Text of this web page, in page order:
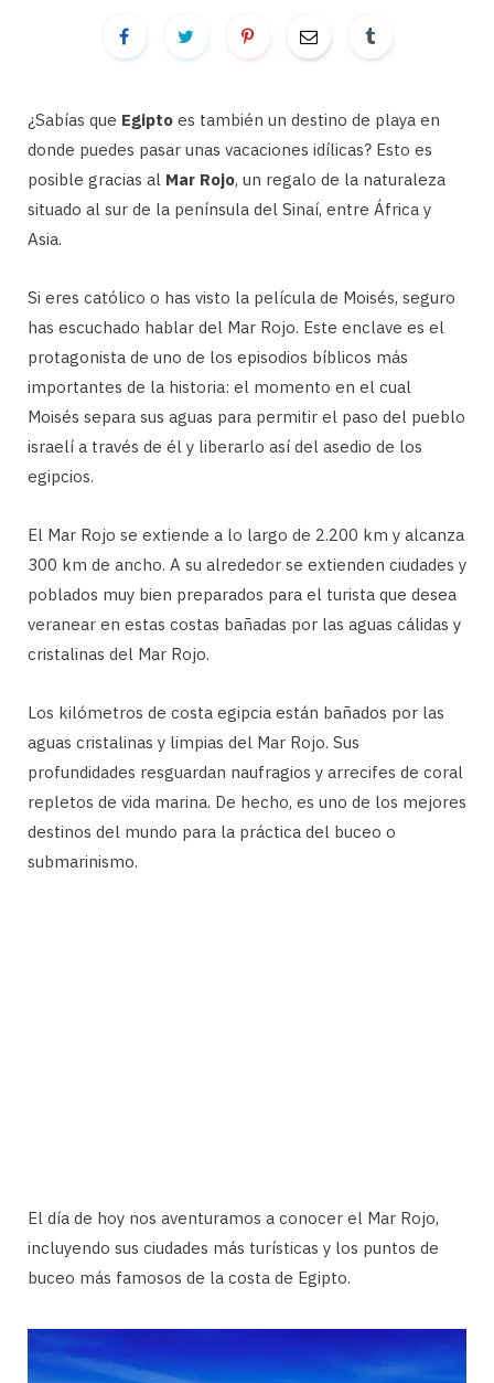
¿Sabías que Egipto es también un destino de playa en
donde puedes pasar unas vacaciones idílicas? Esto es
posible gracias al Mar Rojo, un regalo de la naturaleza
situado al sur de la península del Sinaí, entre África y
Asia.
Si eres católico o has visto la película de Moisés, seguro
has escuchado hablar del Mar Rojo. Este enclave es el
protagonista de uno de los episodios bíblicos más
importantes de la historia: el momento en el cual
Moisés separa sus aguas para permitir el paso del pueblo
israelí a través de él y liberarlo así del asedio de los
egipcios.
El Mar Rojo se extiende a lo largo de 2.200 km y alcanza
300 km de ancho. A su alrededor se extienden ciudades y
poblados muy bien preparados para el turista que desea
veranear en estas costas bañadas por las aguas cálidas y
cristalinas del Mar Rojo.
Los kilómetros de costa egipcia están bañados por las
aguas cristalinas y limpias del Mar Rojo. Sus
profundidades resguardan naufragios y arrecifes de coral
repletos de vida marina. De hecho, es uno de los mejores
destinos del mundo para la práctica del buceo o
submarinismo.
El día de hoy nos aventuramos a conocer el Mar Rojo,
incluyendo sus ciudades más turísticas y los puntos de
buceo más famosos de la costa de Egipto.